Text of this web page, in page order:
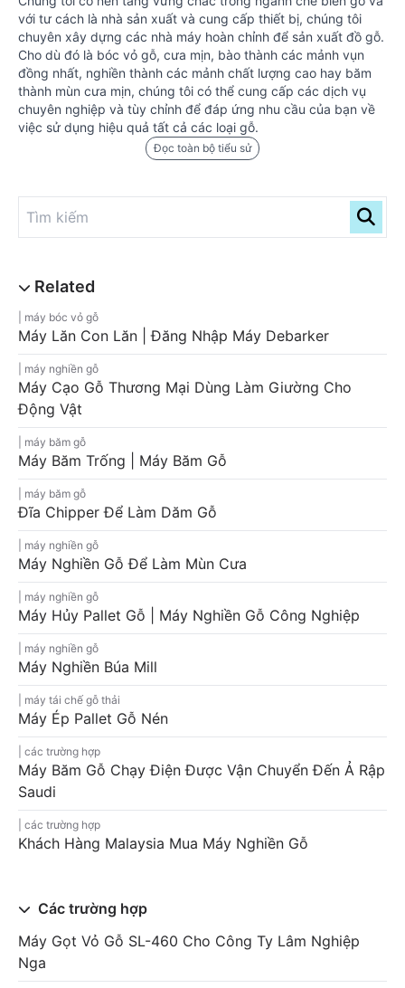
với tư cách là nhà sản xuất và cung cấp thiết bị, chúng tôi
chuyên xây dựng các nhà máy hoàn chỉnh để sản xuất đồ gỗ.
Cho dù đó là bóc vỏ gỗ, cưa mịn, bào thành các mảnh vụn
đồng nhất, nghiền thành các mảnh chất lượng cao hay băm
thành mùn cưa mịn, chúng tôi có thể cung cấp các dịch vụ
chuyên nghiệp và tùy chỉnh để đáp ứng nhu cầu của bạn về
việc sử dụng hiệu quả tất cả các loại gỗ.
Đọc toàn bộ tiểu sử
máy bóc vỏ gỗ
Máy Lăn Con Lăn | Đăng Nhập Máy Debarker
máy nghiền gỗ
Máy Cạo Gỗ Thương Mại Dùng Làm Giường Cho
Động Vật
máy băm gỗ
Máy Băm Trống | Máy Băm Gỗ
máy băm gỗ
Đĩa Chipper Để Làm Dăm Gỗ
máy nghiền gỗ
Máy Nghiền Gỗ Để Làm Mùn Cưa
máy nghiền gỗ
Máy Hủy Pallet Gỗ | Máy Nghiền Gỗ Công Nghiệp
máy nghiền gỗ
Máy Nghiền Búa Mill
máy tái chế gỗ thải
Máy Ép Pallet Gỗ Nén
các trường hợp
Máy Băm Gỗ Chạy Điện Được Vận Chuyển Đến Ả Rập
Saudi
các trường hợp
Khách Hàng Malaysia Mua Máy Nghiền Gỗ
Các trường hợp
Máy Gọt Vỏ Gỗ SL-460 Cho Công Ty Lâm Nghiệp
Nga